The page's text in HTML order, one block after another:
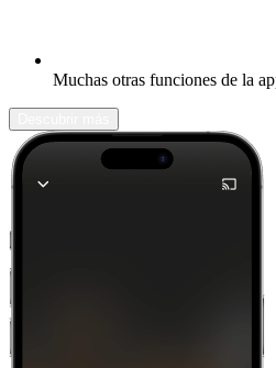
Muchas otras funciones de la